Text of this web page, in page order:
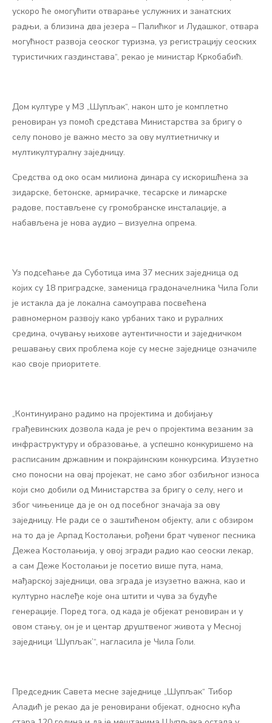
ускоро ће омогућити отварање услужних и занатских
радњи, а близина два језера – Палићког и Лудашког, отвара
могућност развоја сеоског туризма, уз регистрацију сеоских
туристичких газдинстава“, рекао је министар Кркобабић.
Дом културе у МЗ „Шупљак“, након што је комплетно
реновиран уз помоћ средстава Министарства за бригу о
селу поново је важно место за ову мултиетничку и
мултикултуралну заједницу.
Средства од око осам милиона динара су искоришћена за
зидарске, бетонске, армирачке, тесарске и лимарске
радове, постављене су громобранске инсталације, а
набављена је нова аудио – визуелна опрема.
Уз подсећање да Суботица има 37 месних заједница од
којих су 18 приградске, заменица градоначелника Чила Голи
је истакла да је локална самоуправа посвећена
равномерном развоју како урбаних тако и руралних
средина, очувању њихове аутентичности и заједничком
решавању свих проблема које су месне заједнице означиле
као своје приоритете.
„Континуирано радимо на пројектима и добијању
грађевинских дозвола када је реч о пројектима везаним за
инфраструктуру и образовање, а успешно конкуришемо на
расписаним државним и покрајинским конкурсима. Изузетно
смо поносни на овај пројекат, не само због озбиљног износа
који смо добили од Министарства за бригу о селу, него и
због чињенице да је он од посебног значаја за ову
заједницу. Не ради се о заштићеном објекту, али с обзиром
на то да је Арпад Костолањи, рођени брат чувеног песника
Дежеа Костолањија, у овој згради радио као сеоски лекар,
а сам Деже Костолањи је посетио више пута, нама,
мађарској заједници, ова зграда је изузетно важна, као и
културно наслеђе које она штити и чува за будуће
генерације. Поред тога, од када је објекат реновиран и у
овом стању, он је и центар друштвеног живота у Месној
заједници ‘Шупљак’“, нагласила је Чила Голи.
Председник Савета месне заједнице „Шупљак“ Тибор
Аладић је рекао да је реновирани објекат, односно кућа